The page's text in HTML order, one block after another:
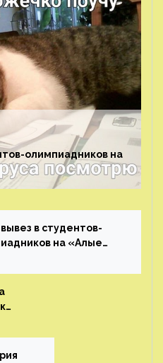
олимпиадников на
в студентов-
на «Алые